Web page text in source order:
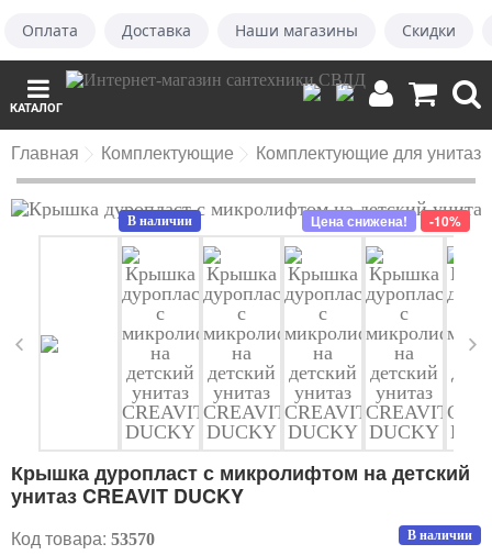
Оплата Доставка Наши магазины Скидки
КАТАЛОГ
Главная Комплектующие Комплектующие для унитаза
Цена снижена! -10%
В наличии
Крышка дуропласт с микролифтом на детский
унитаз CREAVIT DUCKY
Код товара: 53570 В наличии